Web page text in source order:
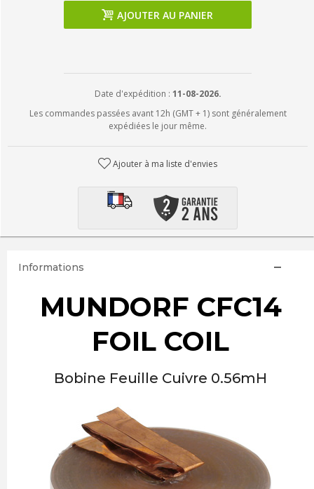
AJOUTER AU PANIER
Date d'expédition : 11-08-2026.
Les commandes passées avant 12h (GMT + 1) sont généralement
expédiées le jour même.
Ajouter à ma liste d'envies
Informations
MUNDORF CFC14
FOIL COIL
Bobine Feuille Cuivre 0.56mH